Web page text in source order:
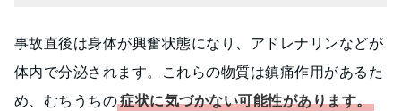
事故直後は身体が興奮状態になり、アドレナリンなどが
体内で分泌されます。これらの物質は鎮痛作用があるた
め、むちうちの症状に気づかない可能性があります。